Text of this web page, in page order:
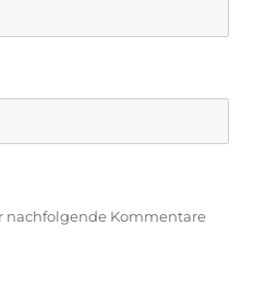
nachfolgende Kommentare